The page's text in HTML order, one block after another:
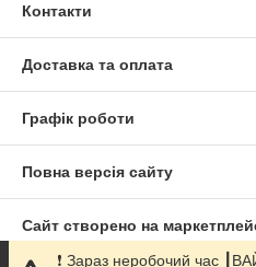
Контакти
Доставка та оплата
Графік роботи
Повна версія сайту
Сайт створено на
❗️ Зараз неробочий час